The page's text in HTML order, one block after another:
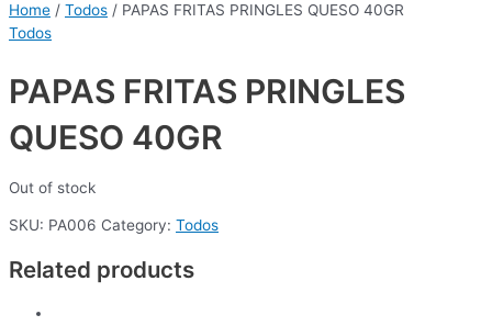
Home / Todos / PAPAS FRITAS PRINGLES QUESO 40GR
Todos
PAPAS FRITAS PRINGLES
QUESO 40GR
Out of stock
SKU: PA006 Category: Todos
Related products